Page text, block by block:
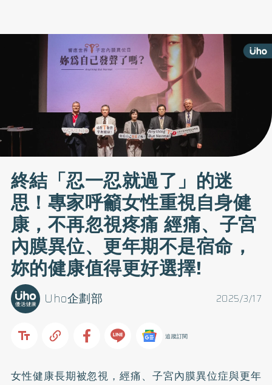
終結「忍一忍就過了」的迷
思！專家呼籲女性重視自身健
康，不再忽視疼痛 經痛、子宮
內膜異位、更年期不是宿命，
妳的健康值得更好選擇!
2025/3/17
Uho企劃部
追蹤訂閱
女性健康長期被忽視，經痛、子宮內膜異位症與更年